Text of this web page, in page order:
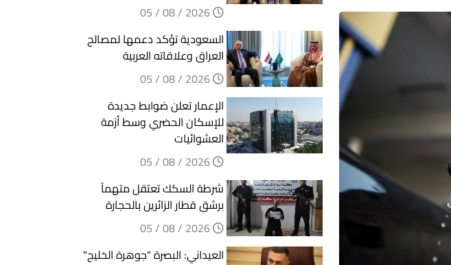
السعودية تؤكد دعمها لمصالح
العراق وعلاقاته العربية
الإعمار تعلن ضوابط جديدة
للإسكان الحضري وسط أزمة
العشوائيات
شرطة السكك تعتقل متهماً
برشق قطار الزائرين بالحجارة
العيداني: البصرة "جوهرة الخليج"